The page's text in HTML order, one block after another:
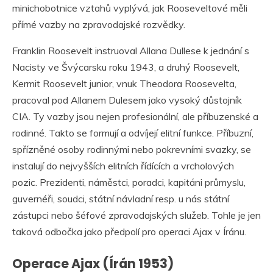
minichobotnice vztahů vyplývá, jak Rooseveltové měli
přímé vazby na zpravodajské rozvědky.
Franklin Roosevelt instruoval Allana Dullese k jednání s
Nacisty ve Švýcarsku roku 1943, a druhý Roosevelt,
Kermit Roosevelt junior, vnuk Theodora Roosevelta,
pracoval pod Allanem Dulesem jako vysoký důstojník
CIA. Ty vazby jsou nejen profesionální, ale příbuzenské a
rodinné. Takto se formují a odvíjejí elitní funkce. Příbuzní,
spřízněné osoby rodinnými nebo pokrevními svazky, se
instalují do nejvyšších elitních řídících a vrcholových
pozic. Prezidenti, náměstci, poradci, kapitáni průmyslu,
guvernéři, soudci, státní návladní resp. u nás státní
zástupci nebo šéfové zpravodajských služeb. Tohle je jen
taková odbočka jako předpolí pro operaci Ajax v Íránu.
Operace Ajax (Írán 1953)